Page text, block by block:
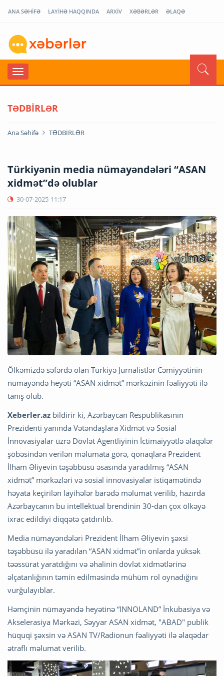
ANA SƏHİFƏ LAYİHƏ HAQQINDA ARXİV XƏBƏRLƏR ƏLAQƏ
TƏDBİRLƏR
Ana Səhifə TƏDBİRLƏR
Türkiyənin media nümayəndələri “ASAN
xidmət”də olublar
30-07-2025 11:17
Ölkəmizdə səfərdə olan Türkiyə Jurnalistlər Cəmiyyətinin
nümayəndə heyəti “ASAN xidmət” mərkəzinin fəaliyyəti ilə
tanış olub.
Xeberler.az bildirir ki, Azərbaycan Respublikasının
Prezidenti yanında Vətəndaşlara Xidmət və Sosial
İnnovasiyalar üzrə Dövlət Agentliyinin İctimaiyyətlə əlaqələr
şöbəsindən verilən məlumata görə, qonaqlara Prezident
İlham Əliyevin təşəbbüsü əsasında yaradılmış “ASAN
xidmət” mərkəzləri və sosial innovasiyalar istiqamətində
həyata keçirilən layihələr barədə məlumat verilib, hazırda
Azərbaycanın bu intellektual brendinin 30-dan çox ölkəyə
ixrac edildiyi diqqətə çatdırılıb.
Media nümayəndələri Prezident İlham Əliyevin şəxsi
təşəbbüsü ilə yaradılan “ASAN xidmət”in onlarda yüksək
təəssürat yaratdığını və əhalinin dövlət xidmətlərinə
əlçatanlığının təmin edilməsində mühüm rol oynadığını
vurğulayıblar.
Həmçinin nümayəndə heyətinə “INNOLAND” İnkubasiya və
Akselerasiya Mərkəzi, Səyyar ASAN xidmət, "ABAD" publik
hüquqi şəxsin və ASAN TV/Radionun fəaliyyəti ilə əlaqədar
ətraflı məlumat verilib.